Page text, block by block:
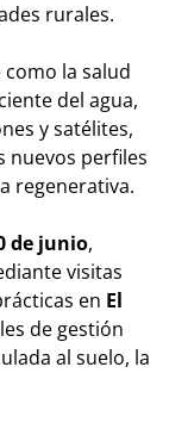
rurales.
la salud
del agua,
y satélites,
nuevos perfiles
regenerativa.
de junio,
visitas
en El
de gestión
al suelo, la